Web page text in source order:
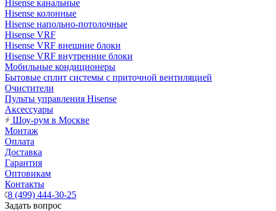
Hisense канальные
Hisense колонные
Hisense напольно-потолочные
Hisense VRF
Hisense VRF внешние блоки
Hisense VRF внутренние блоки
Мобильные кондиционеры
Бытовые сплит системы с приточной вентиляцией
Очистители
Пульты управления Hisense
Аксессуары
Шоу-рум в Москве
Монтаж
Оплата
Доставка
Гарантия
Оптовикам
Контакты
8 (499) 444-30-25
Задать вопрос